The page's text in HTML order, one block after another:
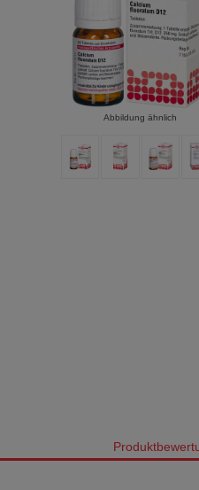
Abbildung ähnlich